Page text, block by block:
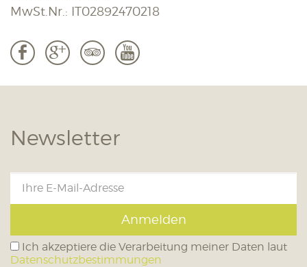
MwSt.Nr.: IT02892470218
b c 3 r
Newsletter
Anmelden
Ich akzeptiere die Verarbeitung meiner Daten laut
Datenschutzbestimmungen